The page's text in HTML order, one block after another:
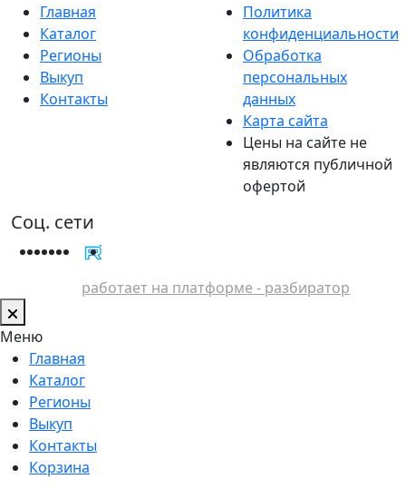
Главная
Каталог
Регионы
Выкуп
Контакты
Политика
конфиденциальности
Обработка
персональных
данных
Карта сайта
Цены на сайте не
являются публичной
офертой
Соц. сети
работает на платформе - разбиратор
Меню
Главная
Каталог
Регионы
Выкуп
Контакты
Корзина